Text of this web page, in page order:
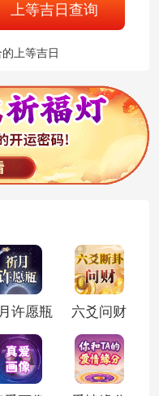
上等吉日查询
上等吉日
许愿瓶 六爻问财